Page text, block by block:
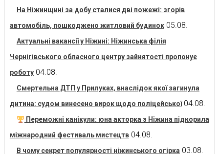
На Ніжинщині за добу сталися дві пожежі: згорів
автомобіль, пошкоджено житловий будинок 05.08.
Актуальні вакансії у Ніжині: Ніжинська філія
Чернігівського обласного центру зайнятості пропонує
роботу 04.08.
Смертельна ДТП у Прилуках, внаслідок якої загинула
дитина: судом винесено вирок щодо поліцейської 04.08.
Переможні канікули: юна акторка з Ніжина підкорила
міжнародний фестиваль мистецтв 04.08.
В чому секрет популярності ніжинського огірка 03.08.